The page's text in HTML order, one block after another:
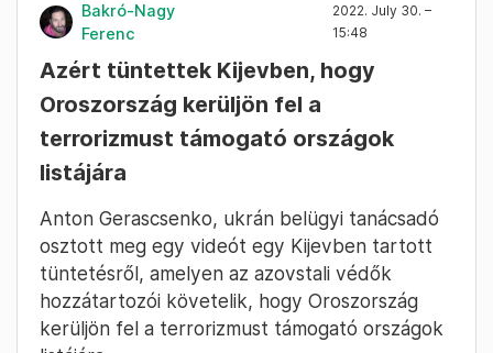
Bakró-Nagy
Ferenc
2022. July 30. –
15:48
Azért tüntettek Kijevben, hogy
Oroszország kerüljön fel a
terrorizmust támogató országok
listájára
Anton Gerascsenko, ukrán belügyi tanácsadó
osztott meg egy videót egy Kijevben tartott
tüntetésről, amelyen az azovstali védők
hozzátartozói követelik, hogy Oroszország
kerüljön fel a terrorizmust támogató országok